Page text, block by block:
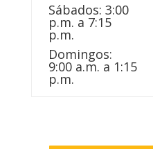
Sábados: 3:00
p.m. a 7:15
p.m.
Domingos:
9:00 a.m. a 1:15
p.m.